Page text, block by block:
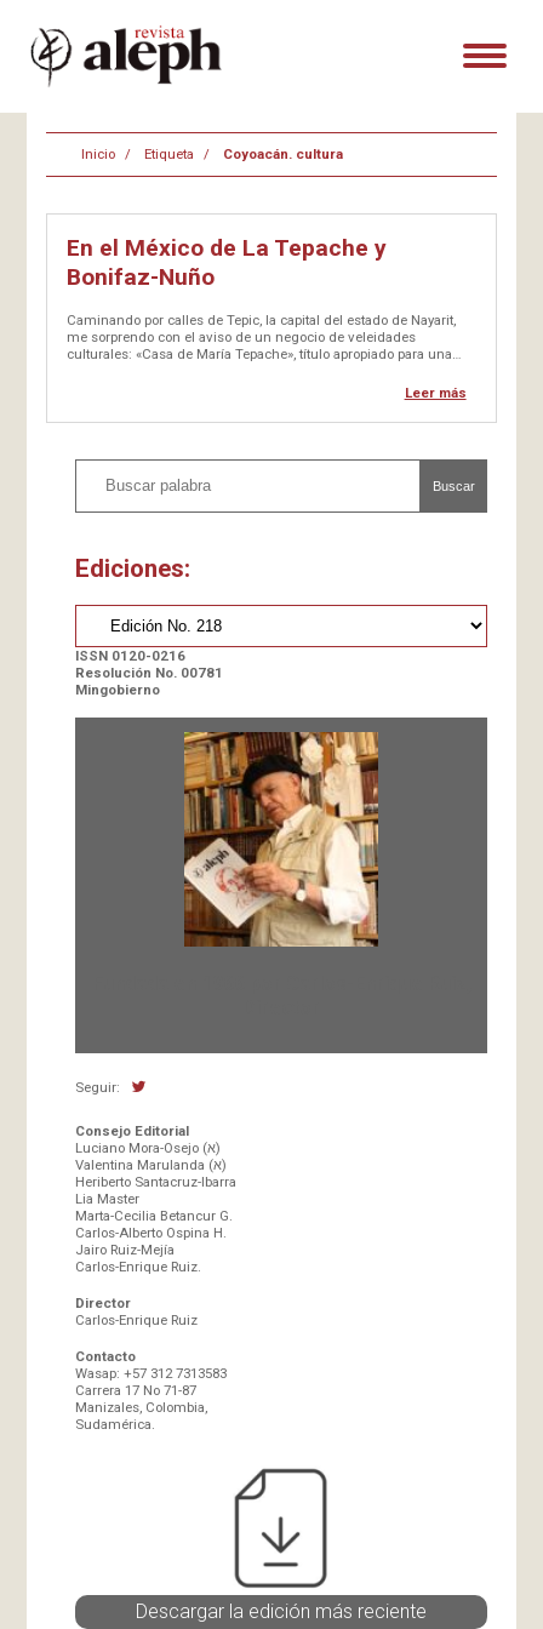
Inicio Etiqueta Coyoacán. cultura
En el México de La Tepache y
Bonifaz-Nuño
Caminando por calles de Tepic, la capital del estado de Nayarit,
me sorprendo con el aviso de un negocio de veleidades
culturales: «Casa de María Tepache», título apropiado para una
Leer más
Buscar
Ediciones:
ISSN 0120-0216
Resolución No. 00781
Mingobierno
Seguir:
Consejo Editorial
Luciano Mora-Osejo (א)
Valentina Marulanda (א)
Heriberto Santacruz-Ibarra
Lia Master
Marta-Cecilia Betancur G.
Carlos-Alberto Ospina H.
Jairo Ruiz-Mejía
Carlos-Enrique Ruiz.
Director
Carlos-Enrique Ruiz
Contacto
Wasap: +57 312 7313583
Carrera 17 No 71-87
Manizales, Colombia,
Sudamérica.
Descargar la edición más reciente